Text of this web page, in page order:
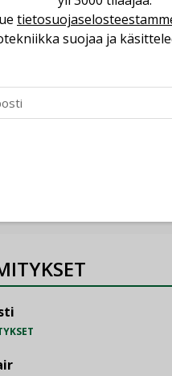
varmistetaan EPD-
tietojen
ajassa paikalleen
suojaa ja